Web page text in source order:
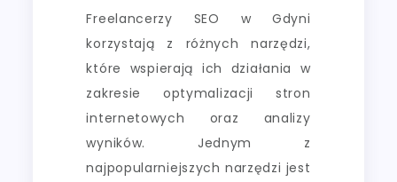
Freelancerzy SEO w Gdyni
korzystają z różnych narzędzi,
które wspierają ich działania w
zakresie optymalizacji stron
internetowych oraz analizy
wyników. Jednym z
najpopularniejszych narzędzi jest